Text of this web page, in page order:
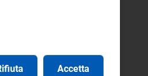
Accetta